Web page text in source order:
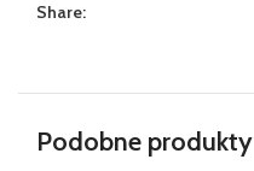
Share:
Podobne produkty